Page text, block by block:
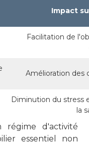
Impact
Facilitation de
Amélioration des
Diminution du stress
la
régime d'activité
essentiel non